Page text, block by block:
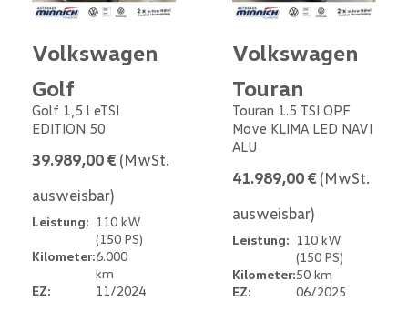
Volkswagen
Golf
Golf 1,5 l eTSI
EDITION 50
39.989,00 € (MwSt.
ausweisbar)
Leistung: 110 kW
(150 PS)
Kilometer:6.000
km
EZ:
11/2024
Volkswagen
Touran
Touran 1.5 TSI OPF
Move KLIMA LED NAVI
ALU
41.989,00 € (MwSt.
ausweisbar)
Leistung: 110 kW
(150 PS)
Kilometer:50 km
EZ:
06/2025